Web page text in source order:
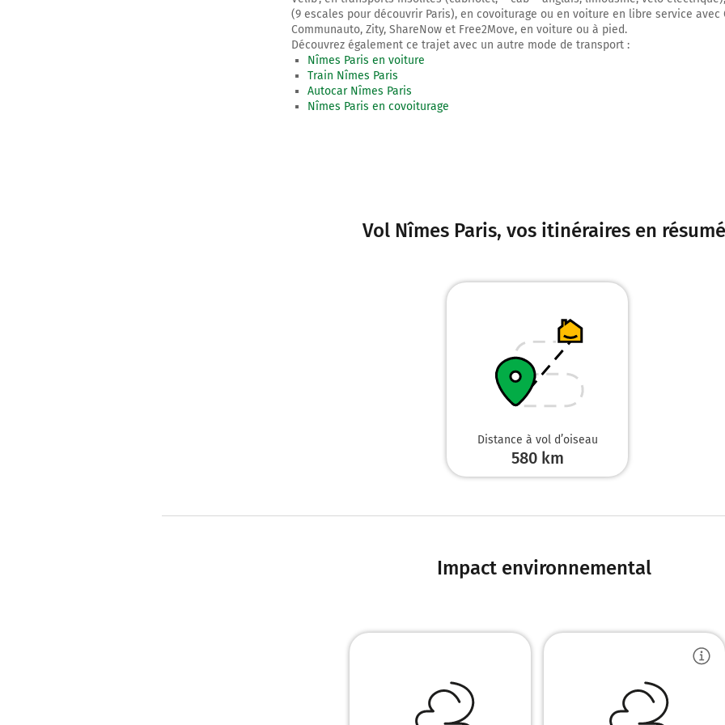
(9 escales pour découvrir Paris), en covoiturage ou en voiture en libre service avec
Communauto, Zity, ShareNow et Free2Move, en voiture ou à pied.
Découvrez également ce trajet avec un autre mode de transport :
Nîmes Paris en voiture
Train Nîmes Paris
Autocar Nîmes Paris
Nîmes Paris en covoiturage
Vol Nîmes Paris, vos itinéraires en résumé
Distance à vol d’oiseau
580km
Impact environnemental